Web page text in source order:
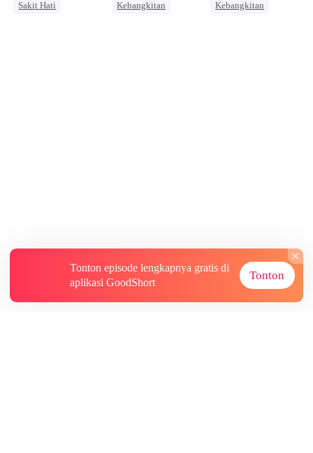
Sakit Hati
Kebangkitan
Kebangkitan
Tonton episode lengkapnya gratis di
aplikasi GoodShort
Tonton